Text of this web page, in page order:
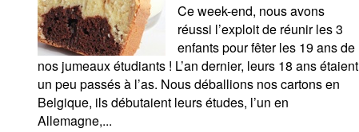
Ce week-end, nous avons
réussi l’exploit de réunir les 3
enfants pour fêter les 19 ans de
nos jumeaux étudiants ! L’an dernier, leurs 18 ans étaient
un peu passés à l’as. Nous déballions nos cartons en
Belgique, ils débutaient leurs études, l’un en
Allemagne,...